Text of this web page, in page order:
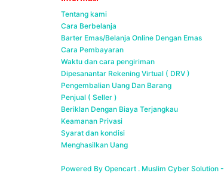
Tentang kami
Cara Berbelanja
Barter Emas/Belanja Online Dengan Emas
Cara Pembayaran
Waktu dan cara pengiriman
Dipesanantar Rekening Virtual ( DRV )
Pengembalian Uang Dan Barang
Penjual ( Seller )
Beriklan Dengan Biaya Terjangkau
Keamanan Privasi
Syarat dan kondisi
Menghasilkan Uang
Powered By Opencart . Muslim Cyber Solution -